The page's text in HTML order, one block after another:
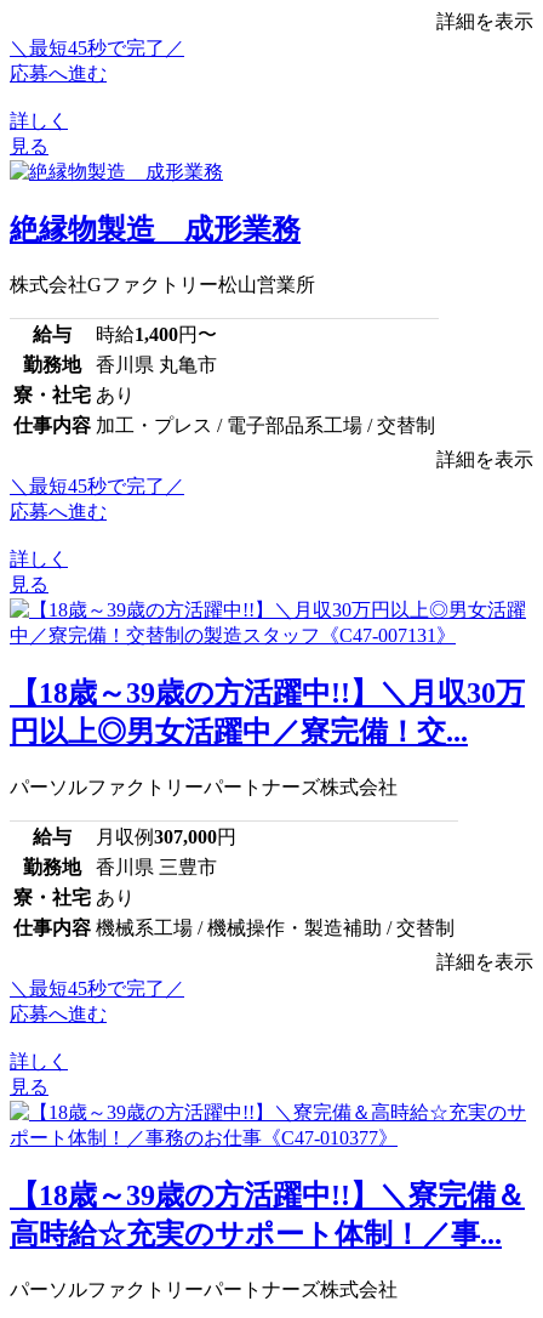
詳細を表示
＼最短45秒で完了／
応募へ進む
詳しく
見る
絶縁物製造 成形業務
株式会社Gファクトリー松山営業所
給与 時給1,400円〜
勤務地
香川県 丸亀市
寮・社宅 あり
仕事内容 加工・プレス / 電子部品系工場 / 交替制
詳細を表示
＼最短45秒で完了／
応募へ進む
詳しく
見る
【18歳～39歳の方活躍中!!】＼月収30万
円以上◎男女活躍中／寮完備！交...
パーソルファクトリーパートナーズ株式会社
給与 月収例307,000円
勤務地
香川県 三豊市
寮・社宅 あり
仕事内容 機械系工場 / 機械操作・製造補助 / 交替制
詳細を表示
＼最短45秒で完了／
応募へ進む
詳しく
見る
【18歳～39歳の方活躍中!!】＼寮完備＆
高時給☆充実のサポート体制！／事...
パーソルファクトリーパートナーズ株式会社